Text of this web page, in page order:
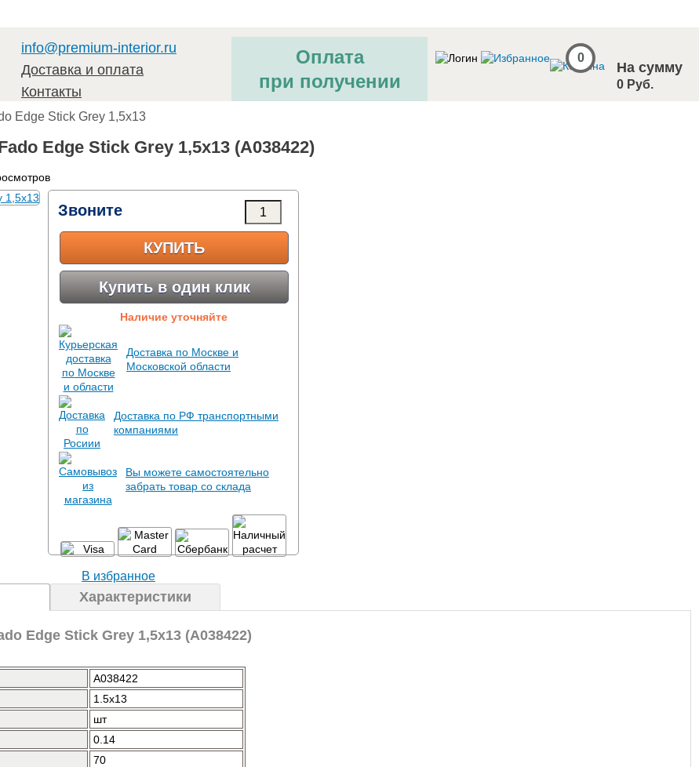
info@premium-interior.ru
Доставка и оплата
Контакты
0
На сумму
0 Руб.
Оплата
при получении
Edge Stick Grey 1,5x13
Edge Stick Grey 1,5x13 (A038422)
Звоните
КУПИТЬ
Купить в один клик
Наличие уточняйте
Доставка по Москве и
Московской области
Доставка по РФ транспортными
компаниями
Вы можете самостоятельно
забрать товар со склада
В избранное
Характеристики
Edge Stick Grey 1,5x13 (A038422)
A038422
1.5x13
шт
0.14
70